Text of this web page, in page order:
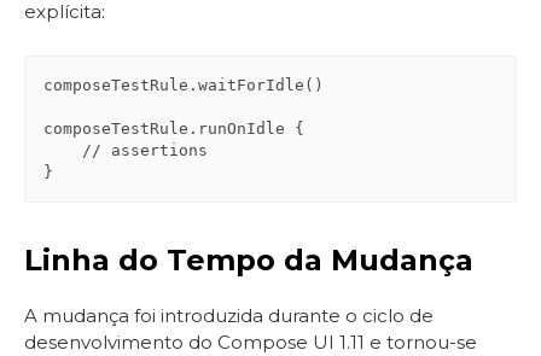
explícita:
composeTestRule.waitForIdle()
composeTestRule.runOnIdle {
}
Linha do Tempo da Mudança
A mudança foi introduzida durante o ciclo de
desenvolvimento do Compose UI 1.11 e tornou-se